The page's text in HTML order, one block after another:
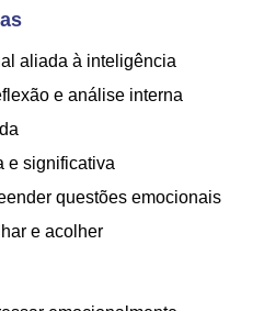
aliada à inteligência
e análise interna
e significativa
questões emocionais
e acolher